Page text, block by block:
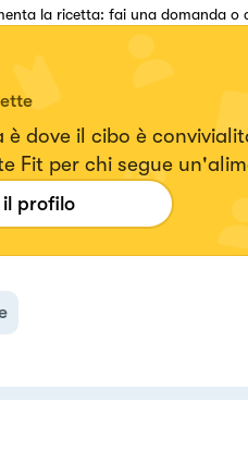
la ricetta: fai una domanda o
è dove il cibo è
Fit per chi segue
il profilo